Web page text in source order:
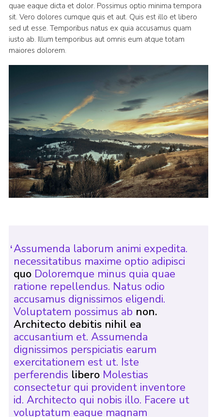
quae eaque dicta et dolor. Possimus optio minima tempora
sit. Vero dolores cumque quis et aut. Quis est illo et libero
sed ut esse. Temporibus natus ex quia accusamus quam
iusto ab. Illum temporibus aut omnis eum atque totam
maiores dolorem.
Assumenda laborum animi expedita.
necessitatibus maxime optio adipisci
quoDoloremque minus quia quae
ratione repellendus. Natus odio
accusamus dignissimos eligendi.
Voluptatem possimus ab non.
Architecto debitis nihil ea
accusantium et. Assumenda
dignissimos perspiciatis earum
exercitationem est ut. Iste
perferendis liberoMolestias
consectetur qui provident inventore
id. Architecto qui nobis illo. Facere ut
voluptatum eaque magnam